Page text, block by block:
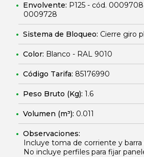
Envolvente: P125 - cód.
0009728
Sistema de Bloqueo: Cierre giro
Color: Blanco - RAL 9010
Código Tarifa: 85176990
Peso Bruto (Kg): 1.6
Volumen (m³): 0.011
Observaciones:
Incluye toma de corriente y barra
No incluye perfiles para fijar